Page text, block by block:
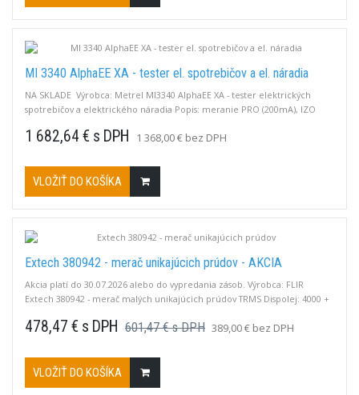
MI 3340 AlphaEE XA - tester el. spotrebičov a el. náradia
NA SKLADE Výrobca: Metrel MI3340 AlphaEE XA - tester elektrických
spotrebičov a elektrického náradia Popis: meranie PRO (200mA), IZO
EVSE, Výkon, test polarity, USB, Bluetooth, 230V / Li-Ion akumulátor,
mikroSD.
1 682,64 € s DPH 1 368,00 € bez DPH
VLOŽIŤ DO KOŠÍKA
Extech 380942 - merač unikajúcich prúdov - AKCIA
Akcia platí do 30.07.2026 alebo do vypredania zásob. Výrobca: FLIR
Extech 380942 - merač malých unikajúcich prúdov TRMS Dispolej: 4000 +
1mA DC, do 400V AC/DC, rozlíšenie 0,1V AC/DC.Vodič. max. Ø23mm
478,47 € s DPH 601,47 € s DPH 389,00 € bez DPH
VLOŽIŤ DO KOŠÍKA